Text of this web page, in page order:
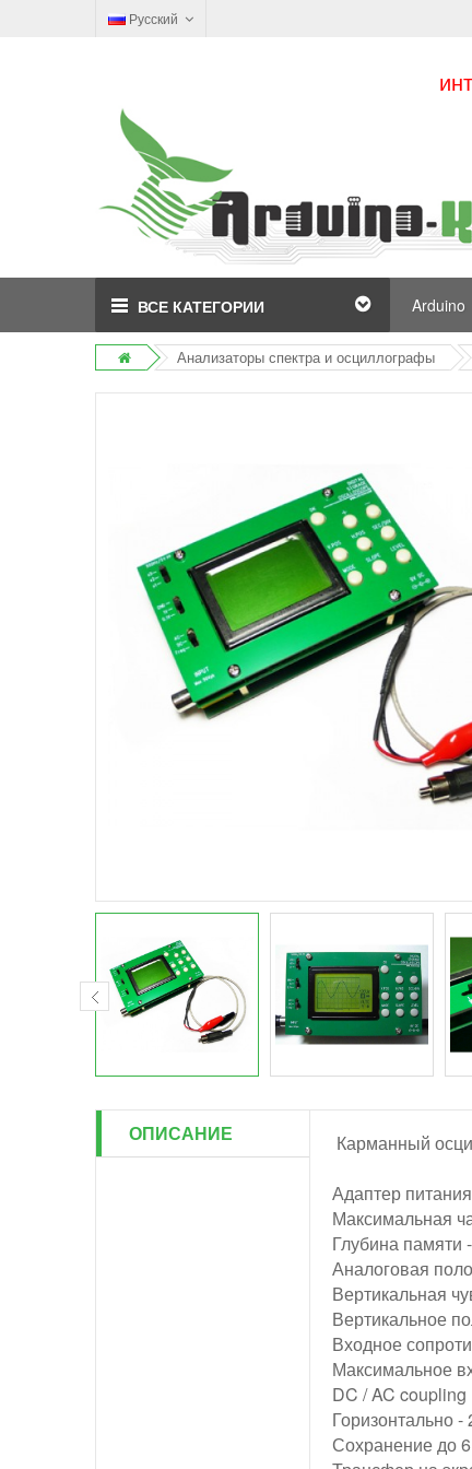
Русский
ВСЕ КАТЕГОРИИ Arduino
Анализаторы спектра и осциллографы
ОПИСАНИЕ
Карманный
Адаптер
Максимальная
Глубина памяти
Аналоговая
Вертикальная
Вертикальное
Входное
Максимальное
DC / AC coupling
Горизонтально
Сохранение до